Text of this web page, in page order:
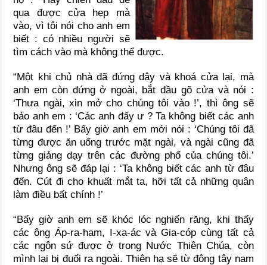
qua được cửa hẹp mà
vào, vì tôi nói cho anh em
biết : có nhiều người sẽ
tìm cách vào mà không thể được.
“Một khi chủ nhà đã đứng dậy và khoá cửa lại, mà
anh em còn đứng ở ngoài, bắt đầu gõ cửa và nói :
‘Thưa ngài, xin mở cho chúng tôi vào !’, thì ông sẽ
bảo anh em : ‘Các anh đấy ư ? Ta không biết các anh
từ đâu đến !’ Bấy giờ anh em mới nói : ‘Chúng tôi đã
từng được ăn uống trước mặt ngài, và ngài cũng đã
từng giảng dạy trên các đường phố của chúng tôi.’
Nhưng ông sẽ đáp lại : ‘Ta không biết các anh từ đâu
đến. Cút đi cho khuất mắt ta, hỡi tất cả những quân
làm điều bất chính !’
“Bấy giờ anh em sẽ khóc lóc nghiến răng, khi thấy
các ông Áp-ra-ham, I-xa-ác và Gia-cóp cùng tất cả
các ngôn sứ được ở trong Nước Thiên Chúa, còn
mình lại bị đuổi ra ngoài. Thiên hạ sẽ từ đông tây nam